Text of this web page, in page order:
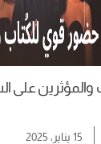
على
15 يناير، 2025